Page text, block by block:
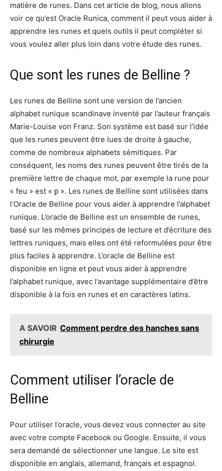
matière de runes. Dans cet article de blog, nous allons
voir ce qu’est Oracle Runica, comment il peut vous aider à
apprendre les runes et quels outils il peut compléter si
vous voulez aller plus loin dans votre étude des runes.
Que sont les runes de Belline ?
Les runes de Belline sont une version de l’ancien
alphabet runique scandinave inventé par l’auteur français
Marie-Louise von Franz. Son système est basé sur l’idée
que les runes peuvent être lues de droite à gauche,
comme de nombreux alphabets sémitiques. Par
conséquent, les noms des runes peuvent être tirés de la
première lettre de chaque mot, par exemple la rune pour
« feu » est « ƿ ». Les runes de Belline sont utilisées dans
l’Oracle de Belline pour vous aider à apprendre l’alphabet
runique. L’oracle de Belline est un ensemble de runes,
basé sur les mêmes principes de lecture et d’écriture des
lettres runiques, mais elles ont été reformulées pour être
plus faciles à apprendre. L’oracle de Belline est
disponible en ligne et peut vous aider à apprendre
l’alphabet runique, avec l’avantage supplémentaire d’être
disponible à la fois en runes et en caractères latins.
A SAVOIR Comment perdre des hanches sans
chirurgie
Comment utiliser l’oracle de
Belline
Pour utiliser l’oracle, vous devez vous connecter au site
avec votre compte Facebook ou Google. Ensuite, il vous
sera demandé de sélectionner une langue. Le site est
disponible en anglais, allemand, français et espagnol.